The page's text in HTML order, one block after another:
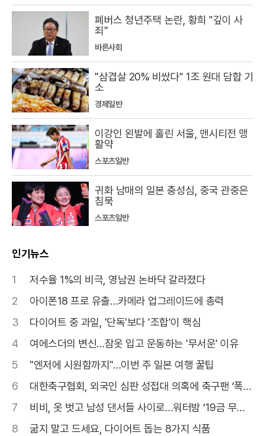
폐버스 청년주택 논란, 황희 "깊이 사
죄"
바른사회
"삼겹살 20% 비쌌다" 1조 원대 담합 기
소
경제일반
이강인 왼발에 홀린 서울, 맨시티전 맹
활약
스포츠일반
귀화 남매의 일본 충성심, 중국 관중은
침묵
스포츠일반
인기뉴스
1
저수율 1%의 비극, 영남권 논바닥 갈라졌다
2
아이폰18 프로 유출…카메라 업그레이드에 총력
3
다이어트 중 과일, '단독'보다 '조합'이 핵심
4
여에스더의 변신…잠옷 입고 운동하는 '무서운' 이유
5
"엔저에 시원함까지"…이번 주 일본 여행 꿀팁
6
대한축구협회, 외국인 심판 성접대 의혹에 축구팬 ‘폭
발’
7
비비, 옷 벗고 남성 댄서들 사이로…워터밤 ‘19금 무대’
갑론을박
8
굶지 말고 드세요, 다이어트 돕는 8가지 식품